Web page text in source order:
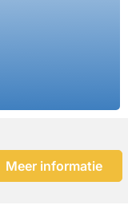
Meer informatie